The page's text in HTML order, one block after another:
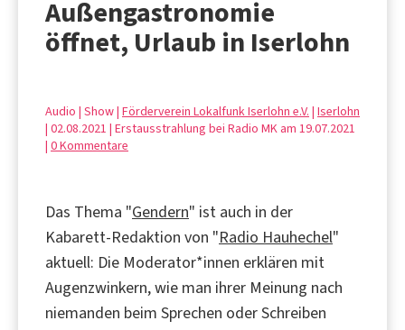
Außengastronomie
öffnet, Urlaub in Iserlohn
Audio | Show | Förderverein Lokalfunk Iserlohn e.V. | Iserlohn
| 02.08.2021 | Erstausstrahlung bei Radio MK am 19.07.2021
| 0 Kommentare
Das Thema "Gendern" ist auch in der
Kabarett-Redaktion von "Radio Hauhechel"
aktuell: Die Moderator*innen erklären mit
Augenzwinkern, wie man ihrer Meinung nach
niemanden beim Sprechen oder Schreiben